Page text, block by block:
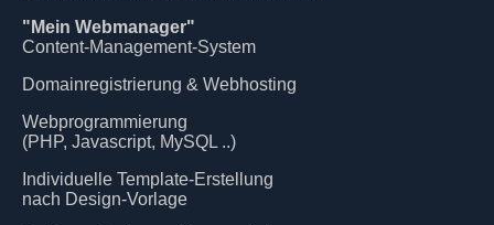
"Mein Webmanager"
Content-Management-System
Domainregistrierung & Webhosting
Webprogrammierung
(PHP, Javascript, MySQL ..)
Individuelle Template-Erstellung
nach Design-Vorlage